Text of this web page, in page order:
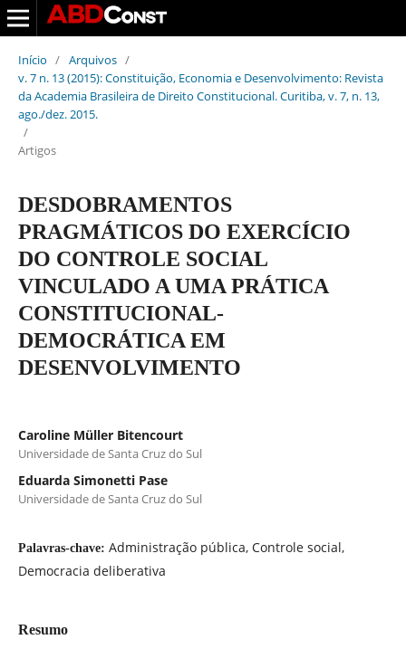
Início / Arquivos /
v. 7 n. 13 (2015): Constituição, Economia e Desenvolvimento: Revista
da Academia Brasileira de Direito Constitucional. Curitiba, v. 7, n. 13,
ago./dez. 2015.
/
Artigos
DESDOBRAMENTOS
PRAGMÁTICOS DO EXERCÍCIO
DO CONTROLE SOCIAL
VINCULADO A UMA PRÁTICA
CONSTITUCIONAL-
DEMOCRÁTICA EM
DESENVOLVIMENTO
Caroline Müller Bitencourt
Universidade de Santa Cruz do Sul
Eduarda Simonetti Pase
Universidade de Santa Cruz do Sul
Palavras-chave: Administração pública, Controle social,
Democracia deliberativa
Resumo